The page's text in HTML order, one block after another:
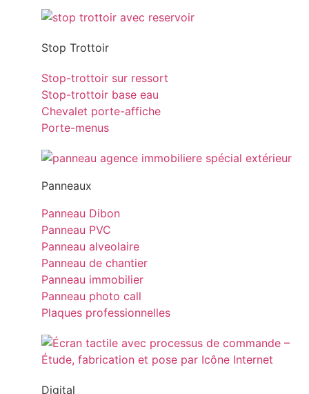
Stop Trottoir
Stop-trottoir sur ressort
Stop-trottoir base eau
Chevalet porte-affiche
Porte-menus
Panneaux
Panneau Dibon
Panneau PVC
Panneau alveolaire
Panneau de chantier
Panneau immobilier
Panneau photo call
Plaques professionnelles
Digital